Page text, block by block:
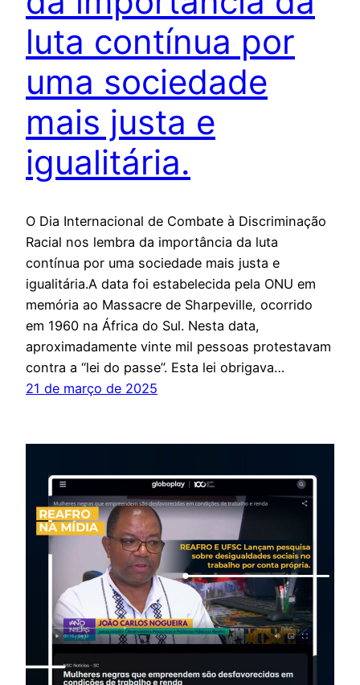
luta contínua por
uma sociedade
mais justa e
igualitária.
O Dia Internacional de Combate à Discriminação
Racial nos lembra da importância da luta
contínua por uma sociedade mais justa e
igualitária.A data foi estabelecida pela ONU em
memória ao Massacre de Sharpeville, ocorrido
em 1960 na África do Sul. Nesta data,
aproximadamente vinte mil pessoas protestavam
contra a “lei do passe”. Esta lei obrigava…
21 de março de 2025